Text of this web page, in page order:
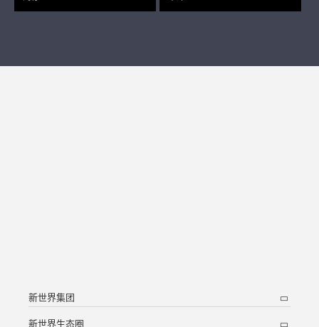
新世界集团
新世界生态圈